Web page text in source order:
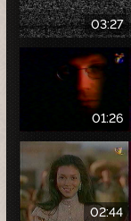
03:27
01:26
02:44